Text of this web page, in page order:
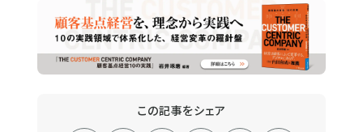
この記事をシェア